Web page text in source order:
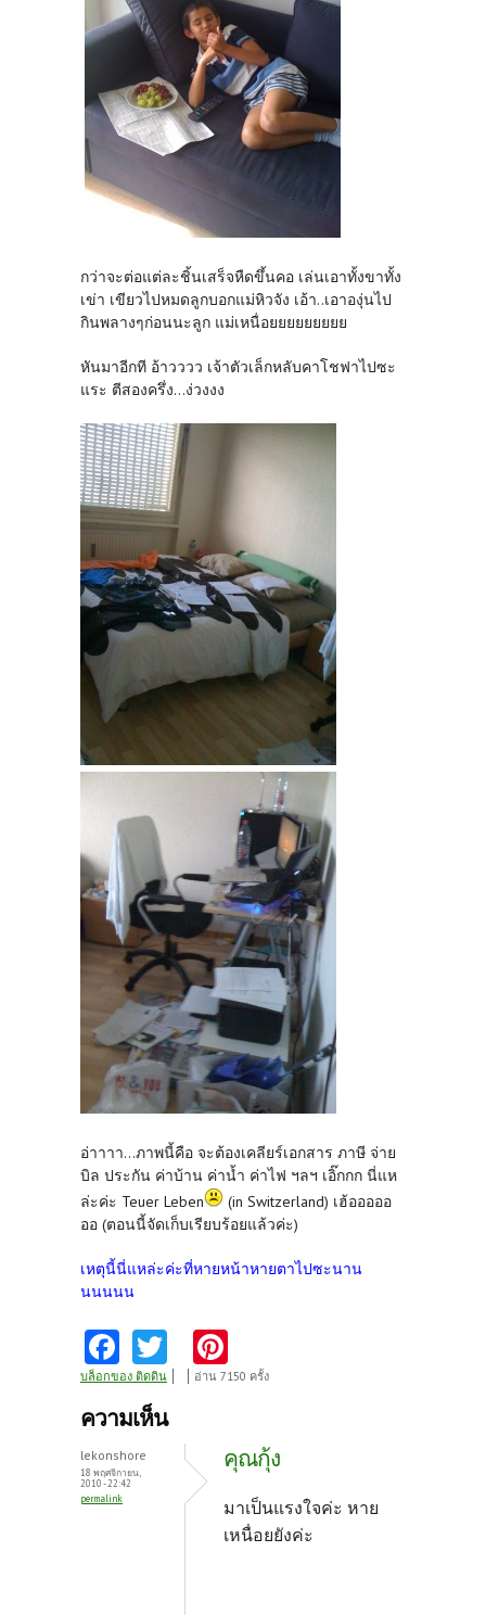
กว่าจะต่อแต่ละชิ้นเสร็จหืดขึ้นคอ เล่นเอาทั้งขาทั้ง
เข่า เขียวไปหมดลูกบอกแม่หิวจัง เอ้า..เอาองุ่นไป
กินพลางๆก่อนนะลูก แม่เหนื่อยยยยยยยยย
หันมาอีกที อ้าวววว เจ้าตัวเล็กหลับคาโชฟาไปซะ
แระ ตีสองครึ่ง...ง่วงงง
อ่าาาา...ภาพนี้คือ จะต้องเคลียร์เอกสาร ภาษี จ่าย
บิล ประกัน ค่าบ้าน ค่าน้ำ ค่าไฟ ฯลฯ เอิ๊กกก นี่แห
ล่ะค่ะ Teuer Leben
(in Switzerland) เฮ้อออออ
ออ (ตอนนี้จัดเก็บเรียบร้อยแล้วค่ะ)
เหตุนี้นี่แหล่ะค่ะที่หายหน้าหายตาไปซะนาน
นนนนน
Fa
ce
b
o
o
k
w
itt
er
nt
es
t
บล็อกของ ติดดิน อ่าน 7150 ครั้ง
ความเห็น
lekonshore
18 พฤศจิกายน,
2010 - 22:42
permalink
คุณกุ้ง
มาเป็นแรงใจค่ะ หาย
เหนื่อยยังค่ะ